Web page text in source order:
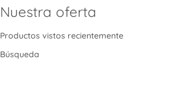
Nuestra oferta
Productos vistos recientemente
Búsqueda